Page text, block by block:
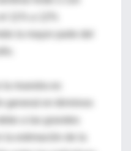
la mayor parte del
general en términos